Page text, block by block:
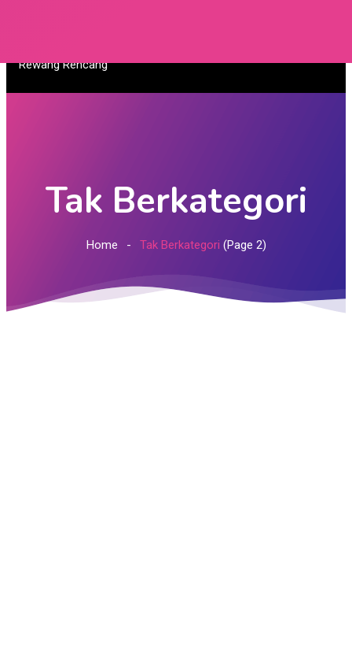
Tak Berkategori
Home Tak Berkategori (Page 2)